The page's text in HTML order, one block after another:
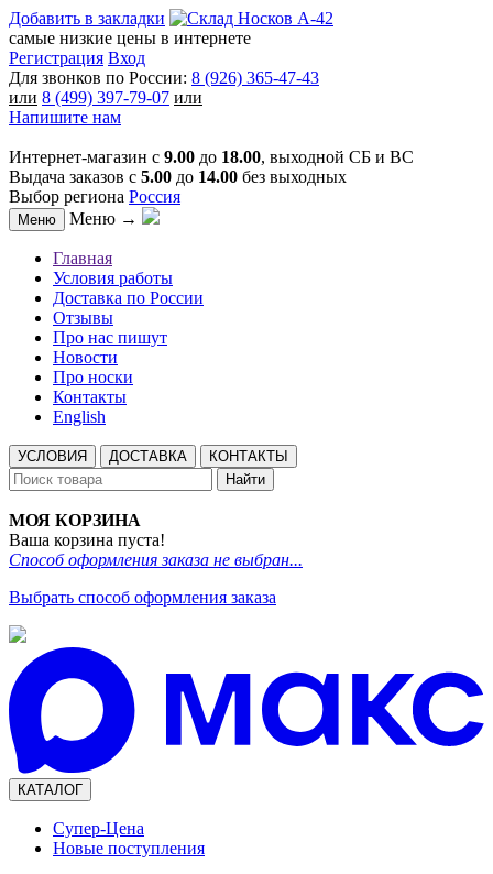
Добавить в закладки
самые низкие цены в интернете
Регистрация Вход
Для звонков по России: 8 (926) 365-47-43
или 8 (499) 397-79-07 или
Напишите нам
Интернет-магазин с 9.00 до 18.00, выходной СБ и ВС
Выдача заказов с 5.00 до 14.00 без выходных
Выбор региона Россия
Меню Меню →
Главная
Условия работы
Доставка по России
Отзывы
Про нас пишут
Новости
Про носки
Контакты
English
УСЛОВИЯ ДОСТАВКА
КОНТАКТЫ
Найти
МОЯ КОРЗИНА
Ваша корзина пуста!
Способ оформления заказа не выбран...
Выбрать способ оформления заказа
КАТАЛОГ
Супер-Цена
Новые поступления